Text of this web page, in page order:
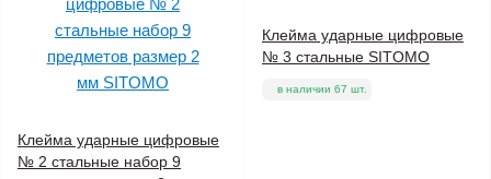
Клейма ударные цифровые
№ 2 стальные набор 9
Клейма ударные цифровые
№ 3 стальные SITOMO
в наличии 67 шт.